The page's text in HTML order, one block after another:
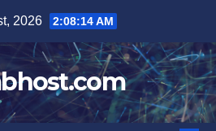
2026 2:08:15 AM